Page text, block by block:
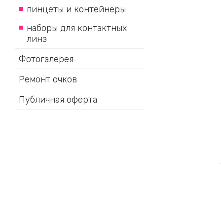
пинцеты и контейнеры
наборы для контактных
линз
Фотогалерея
Ремонт очков
Публичная оферта